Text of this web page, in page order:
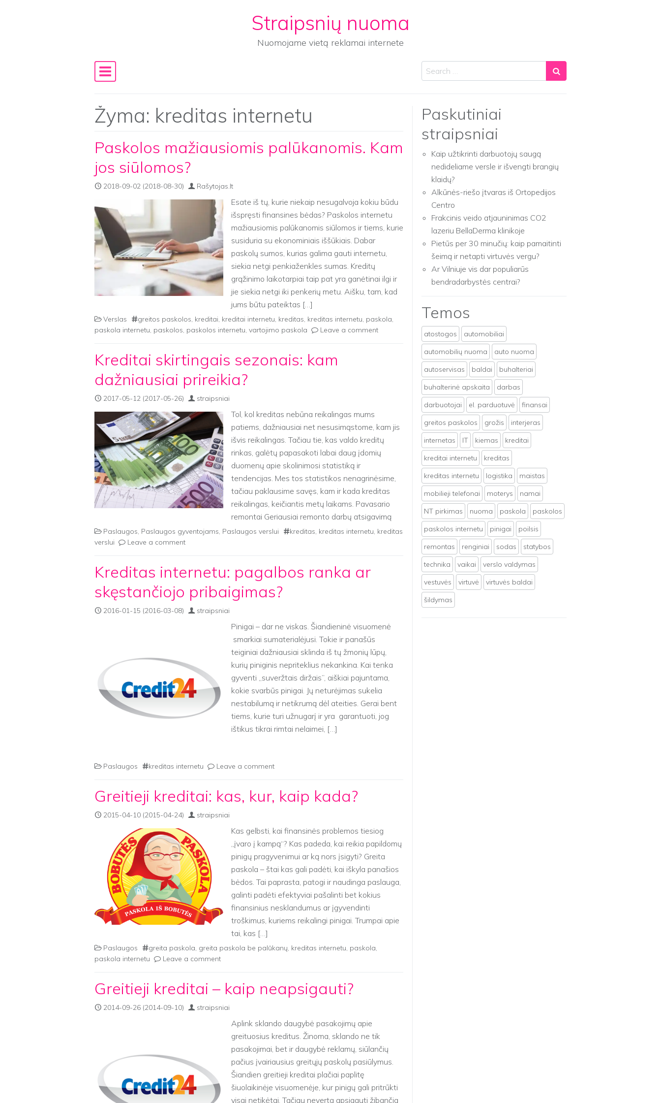
Straipsnių nuoma
Nuomojame vietą reklamai internete
Main Navigation
Search
Žyma: kreditas internetu
Paskolos mažiausiomis palūkanomis. Kam
jos siūlomos?
2018-09-02 (2018-08-30) Rašytojas.lt
Esate iš tų, kurie niekaip nesugalvoja kokiu būdu
išspręsti finansines bėdas? Paskolos internetu
mažiausiomis palūkanomis siūlomos ir tiems, kurie
susiduria su ekonominiais iššūkiais. Dabar
paskolų sumos, kurias galima gauti internetu,
siekia netgi penkiaženkles sumas. Kreditų
grąžinimo laikotarpiai taip pat yra ganėtinai ilgi ir
jie siekia netgi iki penkerių metu. Aišku, tam, kad
jums būtu pateiktas […]
Verslas greitos paskolos, kreditai, kreditai internetu, kreditas, kreditas internetu, paskola,
paskola internetu, paskolos, paskolos internetu, vartojimo paskola Leave a comment
Kreditai skirtingais sezonais: kam
dažniausiai prireikia?
2017-05-12 (2017-05-26) straipsniai
Tol, kol kreditas nebūna reikalingas mums
patiems, dažniausiai net nesusimąstome, kam jis
išvis reikalingas. Tačiau tie, kas valdo kreditų
rinkas, galėtų papasakoti labai daug įdomių
duomenų apie skolinimosi statistiką ir
tendencijas. Mes tos statistikos nenagrinėsime,
tačiau paklausime savęs, kam ir kada kreditas
reikalingas, keičiantis metų laikams. Pavasario
remontai Geriausiai remonto darbų atsigavimą
pavasarį išgyvena statybininkai, […]
Paslaugos, Paslaugos gyventojams, Paslaugos verslui kreditas, kreditas internetu, kreditas
verslui
Leave a comment
Kreditas internetu: pagalbos ranka ar
skęstančiojo pribaigimas?
2016-01-15 (2016-03-08) straipsniai
Pinigai – dar ne viskas. Šiandieninė visuomenė
smarkiai sumaterialėjusi. Tokie ir panašūs
teiginiai dažniausiai sklinda iš tų žmonių lūpų,
kurių piniginis nepriteklius nekankina. Kai tenka
gyventi „suveržtais diržais”, aiškiai pajuntama,
kokie svarbūs pinigai. Jų neturėjimas sukelia
nestabilumą ir netikrumą dėl ateities. Gerai bent
tiems, kurie turi užnugarį ir yra garantuoti, jog
ištikus tikrai rimtai nelaimei, […]
Paslaugos kreditas internetu Leave a comment
Greitieji kreditai: kas, kur, kaip kada?
2015-04-10 (2015-04-24) straipsniai
Kas gelbsti, kai finansinės problemos tiesiog
„įvaro į kampą“? Kas padeda, kai reikia papildomų
pinigų pragyvenimui ar ką nors įsigyti? Greita
paskola – štai kas gali padėti, kai iškyla panašios
bėdos. Tai paprasta, patogi ir naudinga paslauga,
galinti padėti efektyviai pašalinti bet kokius
finansinius nesklandumus ar įgyvendinti
troškimus, kuriems reikalingi pinigai. Trumpai apie
tai, kas […]
Paslaugos greita paskola, greita paskola be palūkanų, kreditas internetu, paskola,
paskola internetu
Leave a comment
Greitieji kreditai – kaip neapsigauti?
2014-09-26 (2014-09-10) straipsniai
Aplink sklando daugybė pasakojimų apie
greituosius kreditus. Žinoma, sklando ne tik
pasakojimai, bet ir daugybė reklamų, siūlančių
pačius įvairiausius greitųjų paskolų pasiūlymus.
Šiandien greitieji kreditai plačiai paplitę
šiuolaikinėje visuomenėje, kur pinigų gali pritrūkti
visai netikėtai. Tačiau neverta apsigauti žibančia
Paskutiniai
straipsniai
Kaip užtikrinti darbuotojų saugą
nedideliame versle ir išvengti brangių
klaidų?
Alkūnės-riešo įtvaras iš Ortopedijos
Centro
Frakcinis veido atjauninimas CO2
lazeriu BellaDerma klinikoje
Pietūs per 30 minučių: kaip pamaitinti
šeimą ir netapti virtuvės vergu?
Ar Vilniuje vis dar populiarūs
bendradarbystės centrai?
Temos
atostogos
automobiliai
automobilių nuoma
auto nuoma
autoservisas
baldai
buhalteriai
buhalterinė apskaita
darbas
darbuotojai
el. parduotuvė
finansai
greitos paskolos
grožis
interjeras
internetas
IT kiemas
kreditai
kreditai internetu
kreditas
kreditas internetu
logistika
maistas
mobilieji telefonai
moterys
namai
NT pirkimas
nuoma paskola
paskolos
paskolos internetu
pinigai
poilsis
remontas
renginiai sodas
statybos
technika
vaikai
verslo valdymas
vestuvės
virtuvė
virtuvės baldai
šildymas